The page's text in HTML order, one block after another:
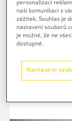
u města
že se stroj
caterpillar. V
technologie
Holtovy
C. L. Best.
personalizaci
naši komunikaci s
zážitek. Souhlas je
nastavení souborů
je možné, že ne
dostupné.
Nastavení